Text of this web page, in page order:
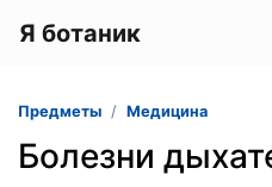
Я ботаник
Предметы Медицина
Болезни